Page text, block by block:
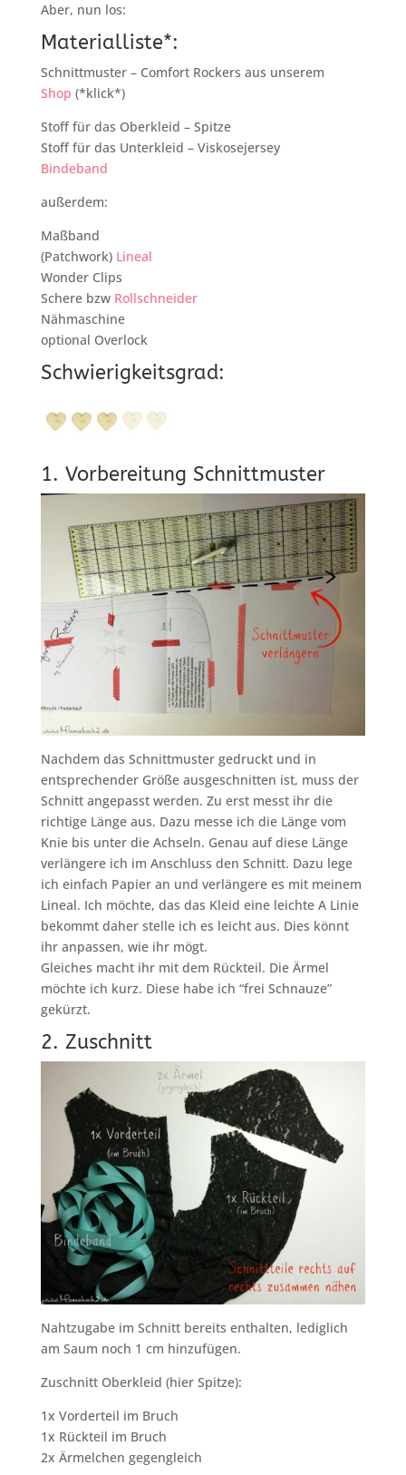
Aber, nun los:
Materialliste*:
Schnittmuster – Comfort Rockers aus unserem
Shop (*klick*)
Stoff für das Oberkleid – Spitze
Stoff für das Unterkleid – Viskosejersey
Bindeband
außerdem:
Maßband
(Patchwork) Lineal
Wonder Clips
Schere bzwRollschneider
Nähmaschine
optional Overlock
Schwierigkeitsgrad:
1. Vorbereitung Schnittmuster
Nachdem das Schnittmuster gedruckt und in
entsprechender Größe ausgeschnitten ist, muss der
Schnitt angepasst werden. Zu erst messt ihr die
richtige Länge aus. Dazu messe ich die Länge vom
Knie bis unter die Achseln. Genau auf diese Länge
verlängere ich im Anschluss den Schnitt. Dazu lege
ich einfach Papier an und verlängere es mit meinem
Lineal. Ich möchte, das das Kleid eine leichte A Linie
bekommt daher stelle ich es leicht aus. Dies könnt
ihr anpassen, wie ihr mögt.
Gleiches macht ihr mit dem Rückteil. Die Ärmel
möchte ich kurz. Diese habe ich “frei Schnauze”
gekürzt.
2. Zuschnitt
Nahtzugabe im Schnitt bereits enthalten, lediglich
am Saum noch 1 cm hinzufügen.
Zuschnitt Oberkleid (hier Spitze):
1x Vorderteil im Bruch
1x Rückteil im Bruch
2x Ärmelchen gegengleich